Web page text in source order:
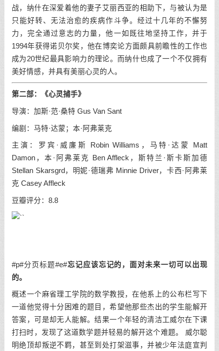
战，纳什在深爱着他的妻子艾丽西亚的相助下，与被认为是
只能好转、无法治愈的疾病作斗争。经过十几年的不懈努
力，完全通过意志的力量，他一如既往地坚持工作，并于
1994年获得诺贝尔奖，他在博奕论方面颇具前瞻性的工作也
成为20世纪最具影响力的理论。而纳什也成了一个不仅拥有
美好情感，并具有美丽心灵的人。
第二部：《心灵捕手》
导演：加斯·范·桑特 Gus Van Sant
编剧：马特·达蒙；本·阿弗莱克
主演：罗宾·威廉斯 Robin Williams，马特·达蒙 Matt
Damon，本·阿弗莱克 Ben Affleck，斯特兰·斯卡斯加德
Stellan Skarsgrd，明妮·德瑞弗 Minnie Driver，卡西·阿弗莱
克 Casey Affleck
豆瓣评分：8.8
#p#分页标题#e#忘记应该忘记的，面对未来一切可以出现
的。
概述一个麻省理工学院的数学教授，在他系上的公布栏写下
一道他觉得十分困难的题目，希望他那些杰出的学生能解开
答案，可是却无人能解。结果一个年轻的清洁工威尔在下课
打扫时，发现了这道数学题并轻易的解开这个难题。 威尔聪
明绝顶却叛逆不羁，甚至到处打架滋事，并被少年法庭宣判